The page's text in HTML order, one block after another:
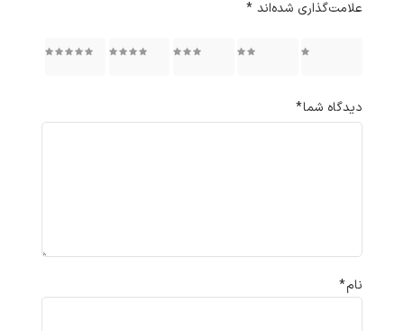
علامت‌گذاری شده‌اند *
۳ از ۵ ۴ از ۵ ۵ از ۵
دیدگاه شما*
نام*